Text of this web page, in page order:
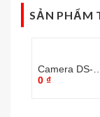
SẢN PHẨM
Camera DS-
2CD2010F-IW
0 ₫